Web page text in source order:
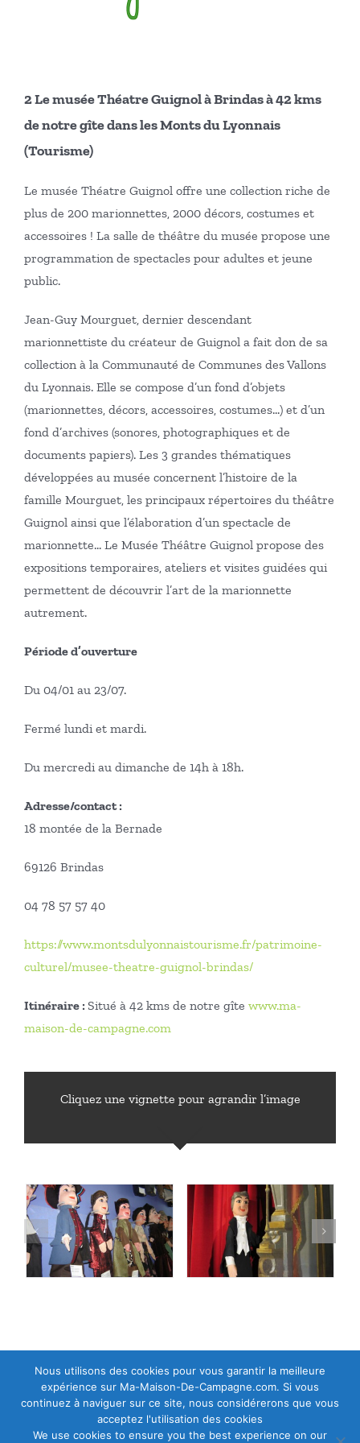
2 Le musée Théatre Guignol à Brindas à 42 kms
de notre gîte dans les Monts du Lyonnais
(Tourisme)
Le musée Théatre Guignol offre une collection riche de
plus de 200 marionnettes, 2000 décors, costumes et
accessoires ! La salle de théâtre du musée propose une
programmation de spectacles pour adultes et jeune
public.
Jean-Guy Mourguet, dernier descendant
marionnettiste du créateur de Guignol a fait don de sa
collection à la Communauté de Communes des Vallons
du Lyonnais. Elle se compose d’un fond d’objets
(marionnettes, décors, accessoires, costumes…) et d’un
fond d’archives (sonores, photographiques et de
documents papiers). Les 3 grandes thématiques
développées au musée concernent l’histoire de la
famille Mourguet, les principaux répertoires du théâtre
Guignol ainsi que l’élaboration d’un spectacle de
marionnette… Le Musée Théâtre Guignol propose des
expositions temporaires, ateliers et visites guidées qui
permettent de découvrir l’art de la marionnette
autrement.
Période d’ouverture
Du 04/01 au 23/07.
Fermé lundi et mardi.
Du mercredi au dimanche de 14h à 18h.
Adresse/contact :
18 montée de la Bernade
69126 Brindas
04 78 57 57 40
https://www.montsdulyonnaistourisme.fr/patrimoine-
culturel/musee-theatre-guignol-brindas/
Itinéraire : Situé à 42 kms de notre gîte www.ma-
maison-de-campagne.com
Cliquez une vignette pour agrandir l’image
Nous utilisons des cookies pour vous garantir la meilleure
expérience sur Ma-Maison-De-Campagne.com. Si vous
continuez à naviguer sur ce site, nous considérerons que vous
acceptez l'utilisation des cookies
We use cookies to ensure you the best experience on our